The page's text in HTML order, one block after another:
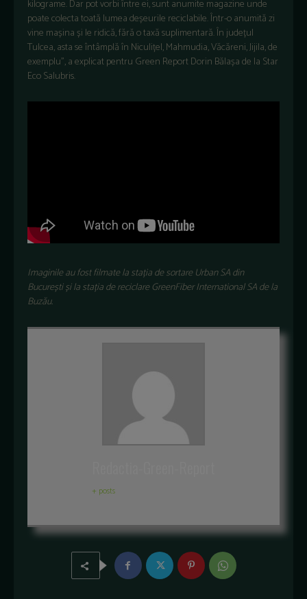
kilograme. Dar pot vorbi între ei, sunt anumite magazine unde
poate colecta toată lumea deșeurile reciclabile. Într-o anumită zi
vine mașina și le ridică, fără o taxă suplimentară. În județul
Tulcea, asta se întâmplă în Niculițel, Mahmudia, Văcăreni, Jijila, de
exemplu”, a explicat pentru Green Report Dorin Bălașa de la Star
Eco Salubris.
Imaginile au fost filmate la stația de sortare Urban SA din
București și la stația de reciclare GreenFiber International SA de la
Buzău.
+ posts